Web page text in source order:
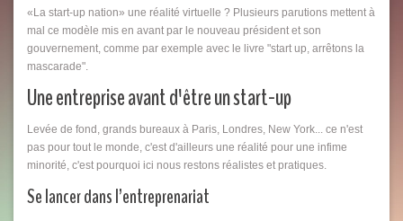
«La start-up nation» une réalité virtuelle ? Plusieurs parutions mettent à
mal ce modèle mis en avant par le nouveau président et son
gouvernement, comme par exemple avec le livre "start up, arrêtons la
mascarade".
Une entreprise avant d'être un start-up
Levée de fond, grands bureaux à Paris, Londres, New York... ce n'est
pas pour tout le monde, c'est d'ailleurs une réalité pour une infime
minorité, c'est pourquoi ici nous restons réalistes et pratiques.
Se lancer dans l’entreprenariat